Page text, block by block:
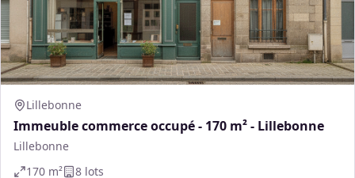
Lillebonne
Immeuble commerce occupé - 170 m² - Lillebonne
Lillebonne
170 m² 8 lots